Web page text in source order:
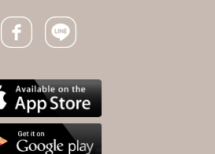
Facebook icon
Line icon